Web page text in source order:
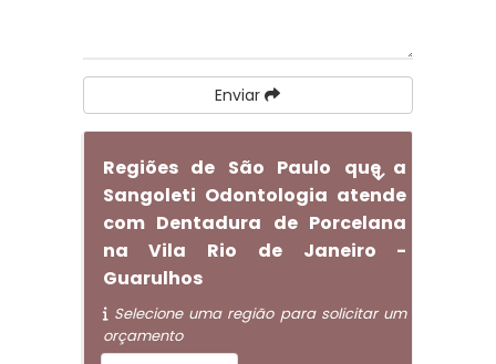
Enviar
Regiões de São Paulo que a
Sangoleti Odontologia atende
com Dentadura de Porcelana
na Vila Rio de Janeiro -
Guarulhos
Selecione uma região para solicitar um
orçamento